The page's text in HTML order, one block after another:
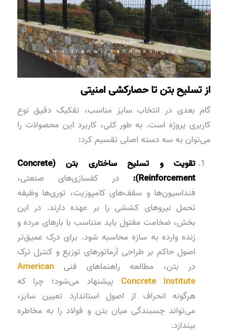
از تسلیح بتن تا حصارکشی امنیتی
گام بعدی در انتخاب سایز مناسب، تفکیک دقیق نوع
کاربری پروژه است. به طور کلی، کاربرد این محصولات را
می‌توان به سه دسته اصلی تقسیم کرد:
تقویت و تسلیح ساختاری بتن (Concrete
Reinforcement):
در کفسازی‌های صنعتی،
فنداسیون‌ها و سقف‌های کامپوزیت، توری‌ها وظیفه
تحمل نیروهای کششی را بر عهده دارند. در این
بخش، ضخامت مفتول باید متناسب با بارهای مرده و
زنده وارده به سازه محاسبه شود. برای درک عمیق‌تر
اصول حاکم بر طراحی آرماتورهای توزیع و کنترل ترک
در بتن، مطالعه راهنماهای فنی
American
Concrete Institute پیشنهاد می‌شود؛ چرا که
هرگونه انحراف از اصول استاندارد تعیین سایز،
می‌تواند چسبندگی میان بتن و فولاد را به مخاطره
بیندازد.